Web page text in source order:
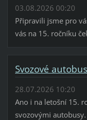
03.08.2026 00:20
Připravili jsme pro
vás na 15. ročníku
Svozové
28.07.2026 10:20
Ano i na letošní 15.
svozovými